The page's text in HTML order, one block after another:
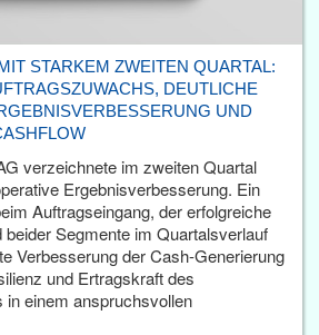
STARKEM ZWEITEN QUARTAL:
DEUTLICHE
UND
verzeichnete im zweiten Quartal
Ergebnisverbesserung. Ein
Auftragseingang, der erfolgreiche
beider Segmente im Quartalsverlauf
Verbesserung der Cash-Generierung
und Ertragskraft des
in einem anspruchsvollen